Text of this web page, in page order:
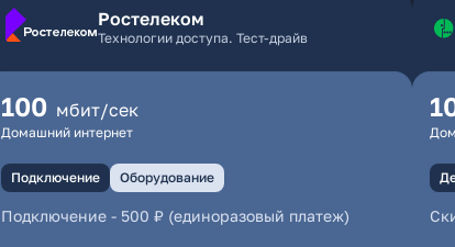
Ростелеком
Технологии доступа. Тест-драйв
100 мбит/сек
Домашний интернет
Подключение Оборудование
Подключение- 500 ₽ (единоразовый платеж)